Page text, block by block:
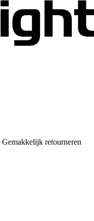
Gemakkelijk retourneren